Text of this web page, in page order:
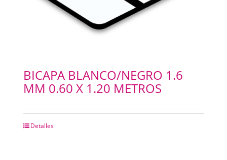
BICAPA BLANCO/NEGRO 1.6
MM 0.60 X 1.20 METROS
Detalles